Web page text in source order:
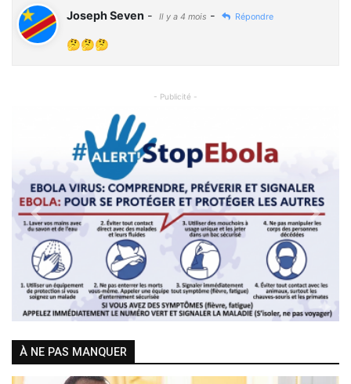
Joseph Seven - Il y a 4 mois - Répondre
🤔🤔🤔
- Publicité -
Previous Next
À NE PAS MANQUER